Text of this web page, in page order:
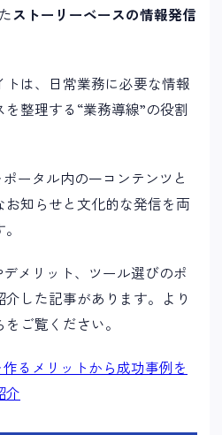
ストーリーベースの情報発信
は、日常業務に必要な情報
整理する“業務導線”の役割
ータル内の一コンテンツと
お知らせと文化的な発信を両
メリット、ツール選びのポ
した記事があります。より
ご覧ください。
るメリットから成功事例を
介